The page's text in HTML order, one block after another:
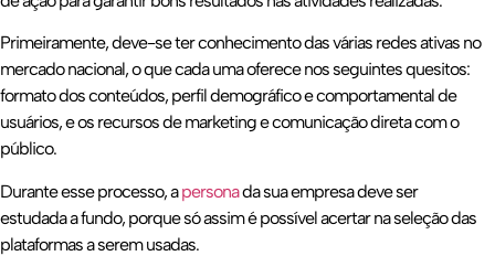
Primeiramente, deve-se ter conhecimento das várias redes ativas no
mercado nacional, o que cada uma oferece nos seguintes quesitos:
formato dos conteúdos, perfil demográfico e comportamental de
usuários, e os recursos de marketing e comunicação direta com o
público.
Durante esse processo, apersonada sua empresa deve ser
estudada a fundo, porque só assim é possível acertar na seleção das
plataformas a serem usadas.